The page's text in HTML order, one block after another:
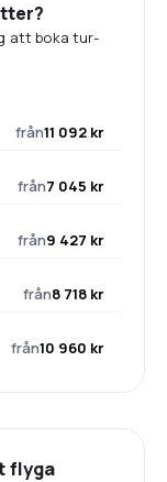
att boka tur-
från11 092 kr
från7 045 kr
från9 427 kr
från8 718 kr
från10 960 kr
flyga